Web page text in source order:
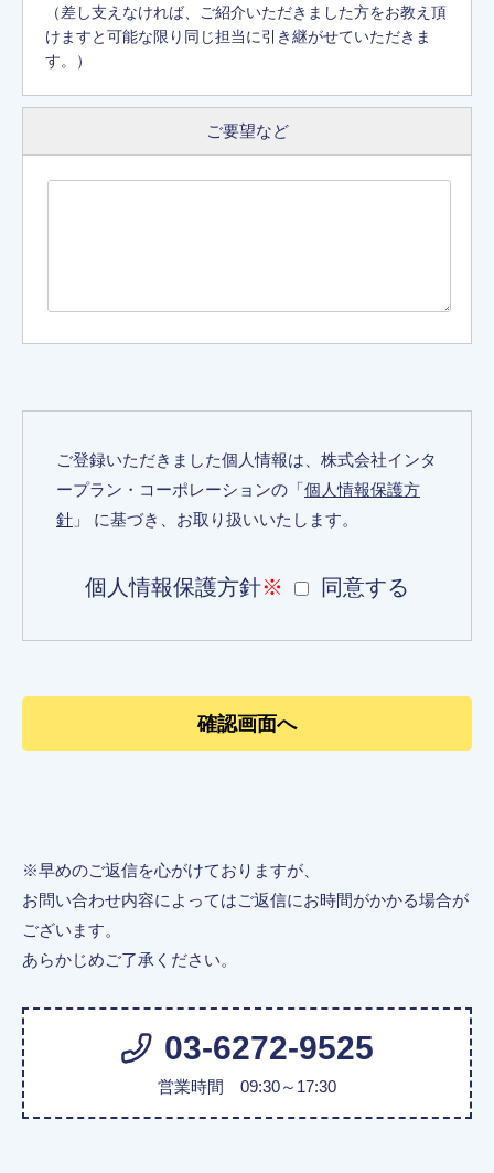
（差し支えなければ、ご紹介いただきました方をお教え頂
けますと可能な限り同じ担当に引き継がせていただきま
す。）
ご要望など
ご登録いただきました個人情報は、株式会社インタ
ープラン・コーポレーションの「個人情報保護方
針 」 に基づき、お取り扱いいたします。
個人情報保護方針※ 同意する
※早めのご返信を心がけておりますが、
お問い合わせ内容によってはご返信にお時間がかかる場合が
ございます。
あらかじめご了承ください。
03-6272-9525
営業時間 09:30～17:30